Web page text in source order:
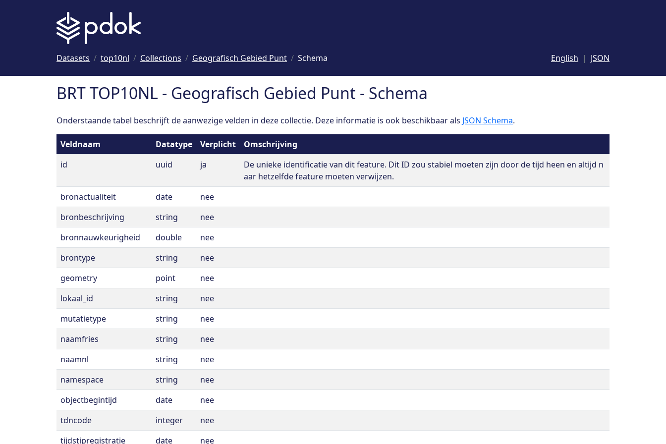
Datasets top10nl Collections Geografisch Gebied Punt Schema English JSON
BRT TOP10NL - Geografisch Gebied Punt - Schema
Onderstaande tabel beschrijft de aanwezige velden in deze collectie. Deze informatie is ook beschikbaar als JSON Schema.
Veldnaam Datatype Verplicht
Omschrijving
id
uuid ja
De unieke identificatie van dit feature. Dit ID zou stabiel moeten zijn door de tijd heen en altijd n
aar hetzelfde feature moeten verwijzen.
bronactualiteit
date
nee
bronbeschrijving
string
nee
bronnauwkeurigheid
double
nee
brontype
string
nee
geometry
point
nee
lokaal_id
string
nee
mutatietype
string
nee
naamfries
string
nee
naamnl
string
nee
namespace
string
nee
objectbegintijd
date
nee
tdncode
integer
nee
tijdstipregistratie
date nee